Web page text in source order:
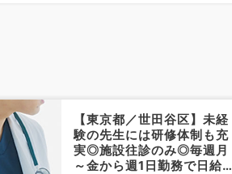
【東京都／世田谷区】未経
験の先生には研修体制も充
実◎施設往診のみ◎毎週月
～金から週1日勤務で日給9